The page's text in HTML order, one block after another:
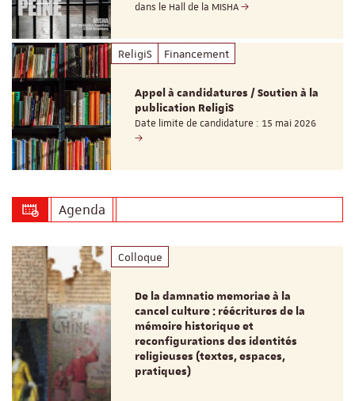
dans le Hall de la MISHA
ReligiS Financement
Appel à candidatures / Soutien à la
publication ReligiS
Date limite de candidature : 15 mai 2026
Agenda
Colloque
De la damnatio memoriae à la
cancel culture : réécritures de la
mémoire historique et
reconfigurations des identités
religieuses (textes, espaces,
pratiques)